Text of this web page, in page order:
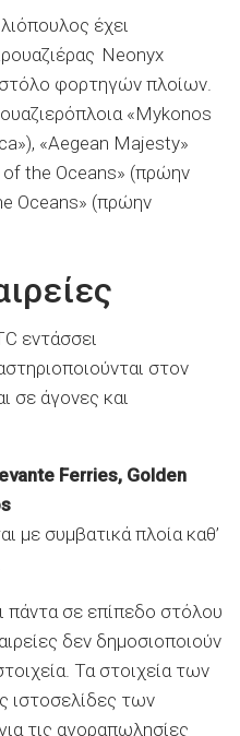
έχει
Neonyx
στόλο φορτηγών πλοίων.
«Mykonos
«Aegean Majesty»
of the Oceans» (πρώην
Oceans» (πρώην
εντάσσει
στον
σε άγονες και
Ferries, Golden
με συμβατικά πλοία καθ’
πάντα σε επίπεδο στόλου
δεν δημοσιοποιούν
Τα στοιχεία των
ιστοσελίδες των
τις αγοραπωλησίες